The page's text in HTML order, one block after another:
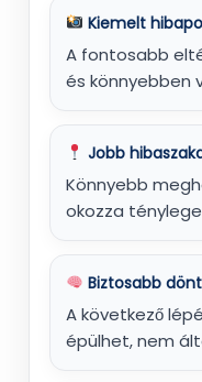
Kiemelt
A fontosabb
és könnyebben
Jobb
Könnyebb
okozza
Biztosabb
A következő
épülhet, nem